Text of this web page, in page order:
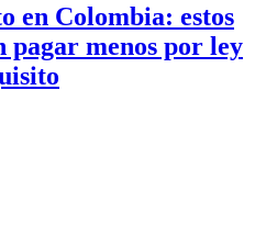
en Colombia: estos
pagar menos por ley